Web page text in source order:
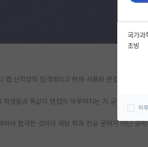
랩 산학장학 합격생이고 현재 서류와 면접 준비중입
생들과 똑같이 면접이 이루어지는 지 궁금합니다.
하여 합격한 것이라 해당 학과 전공 문제가 아닌 공
국가과
초빙
하